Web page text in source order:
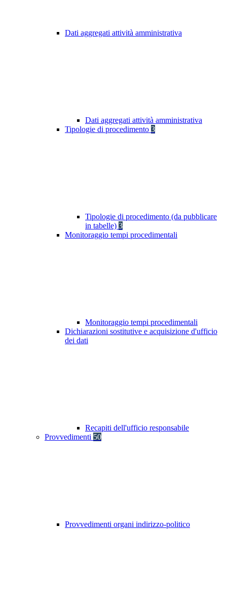
Dati aggregati attività amministrativa
Dati aggregati attività amministrativa
Tipologie di procedimento 3
Tipologie di procedimento (da pubblicare
in tabelle) 3
Monitoraggio tempi procedimentali
Monitoraggio tempi procedimentali
Dichiarazioni sostitutive e acquisizione d'ufficio
dei dati
Recapiti dell'ufficio responsabile
Provvedimenti 50
Provvedimenti organi indirizzo-politico